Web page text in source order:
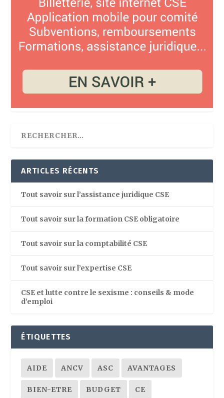
ARTICLES RÉCENTS
Tout savoir sur l’assistance juridique CSE
Tout savoir sur la formation CSE obligatoire
Tout savoir sur la comptabilité CSE
Tout savoir sur l’expertise CSE
CSE et lutte contre le sexisme : conseils & mode
d’emploi
ÉTIQUETTES
AIDE ANCV ASC AVANTAGES
BIEN-ETRE BUDGET CE